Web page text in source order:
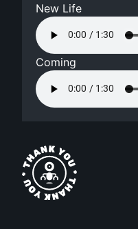
New Life
Coming